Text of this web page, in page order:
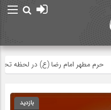
حرم مطهر امام رضا (ع) در لحظه تحویل
بازدید